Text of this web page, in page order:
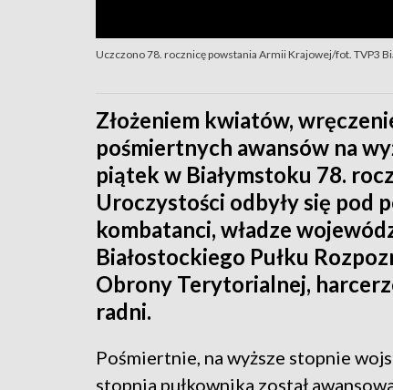
Uczczono 78. rocznicę powstania Armii Krajowej/fot. TVP3
Złożeniem kwiatów,
pośmiertnych awansów na
piątek w Białymstoku 78.
Uroczystości odbyły się pod
kombatanci, władze
Białostockiego Pułku
Obrony Terytorialnej,
radni.
Pośmiertnie, na wyższe stopnie
stopnia pułkownika został